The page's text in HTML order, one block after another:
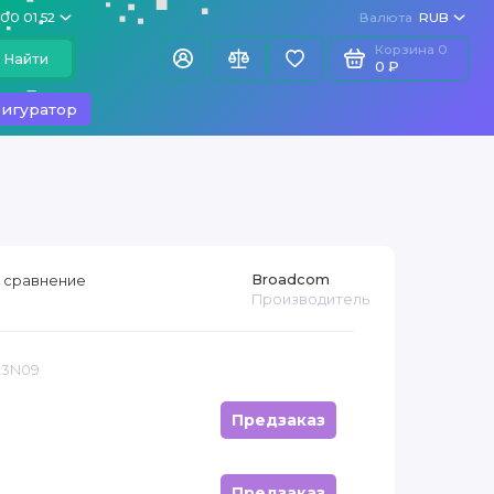
01 52 Валюта RUB
Найти
Корзина 0
0 ₽
Broadcom
Производитель
Предзаказ
сравнение